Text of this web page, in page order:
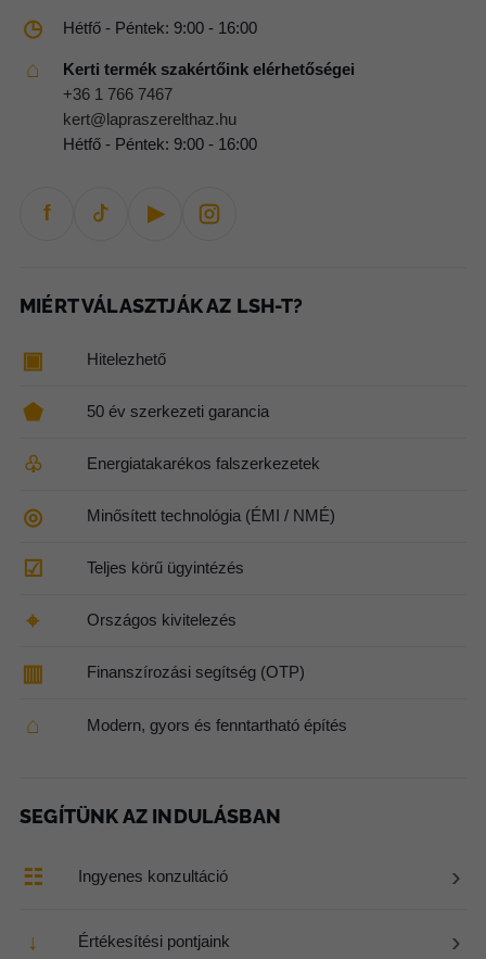
◷ Hétfő - Péntek: 9:00 - 16:00
⌂
Kerti termék szakértőink elérhetőségei
+36 1 766 7467
kert@lapraszerelthaz.hu
Hétfő - Péntek: 9:00 - 16:00
f ▶
MIÉRT VÁLASZTJÁK AZ LSH-T?
▣ Hitelezhető
⬟ 50 év szerkezeti garancia
♧ Energiatakarékos falszerkezetek
◎ Minősített technológia (ÉMI / NMÉ)
☑ Teljes körű ügyintézés
⌖ Országos kivitelezés
▥ Finanszírozási segítség (OTP)
⌂ Modern, gyors és fenntartható építés
SEGÍTÜNK AZ INDULÁSBAN
☷ Ingyenes konzultáció ›
↓ Értékesítési pontjaink ›